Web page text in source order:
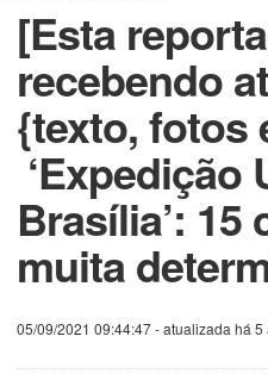
[Esta
recebendo
{texto, fotos
‘Expedição
Brasília’: 15
muita
05/09/2021 09:44:47- atualizada há 5